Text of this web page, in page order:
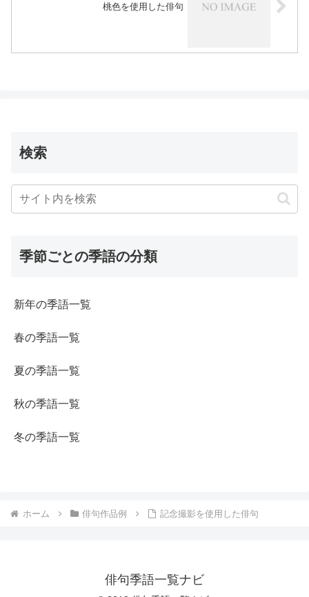
桃色を使用した俳句
検索
季節ごとの季語の分類
新年の季語一覧
春の季語一覧
夏の季語一覧
秋の季語一覧
冬の季語一覧
ホーム 俳句作品例 記念撮影を使用した俳句
俳句季語一覧ナビ